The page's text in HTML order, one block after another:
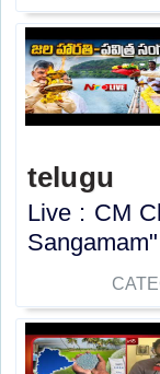
telugu
Live : CM